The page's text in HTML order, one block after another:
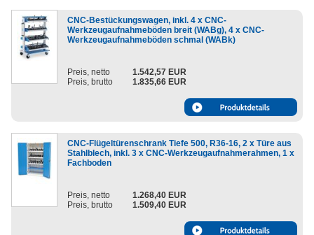
CNC-Bestückungswagen, inkl. 4 x CNC-
Werkzeugaufnahmeböden breit (WABg), 4 x CNC-
Werkzeugaufnahmeböden schmal (WABk)
Preis, netto
1.542,57 EUR
Preis, brutto
1.835,66 EUR
CNC-Flügeltürenschrank Tiefe 500, R36-16, 2 x Türe aus
Stahlblech, inkl. 3 x CNC-Werkzeugaufnahmerahmen, 1 x
Fachboden
Preis, netto
1.268,40 EUR
Preis, brutto
1.509,40 EUR